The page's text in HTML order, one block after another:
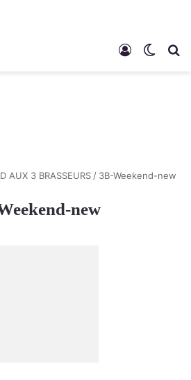
Connexion
AUX 3 BRASSEURS / 3B-Weekend-new
new